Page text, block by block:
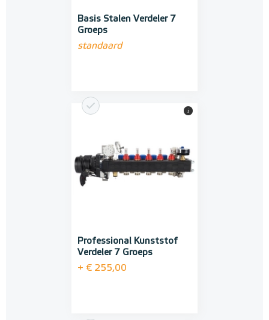
Basis Stalen Verdeler 7
Groeps
standaard
Professional Kunststof
Verdeler 7 Groeps
+ € 255,00
i